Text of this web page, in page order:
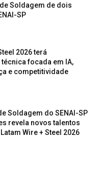
Soldagem de dois
SP
2026 terá
focada em IA,
e competitividade
Soldagem do SENAI-SP
revela novos talentos
Wire + Steel 2026